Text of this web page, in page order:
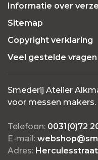
Informatie over
Sitemap
Copyright verklaring
Veel gestelde vragen
Smederij Atelier
voor messen
Telefoon: 0031(0)72
E-mail:
Adres: Herculesstraat